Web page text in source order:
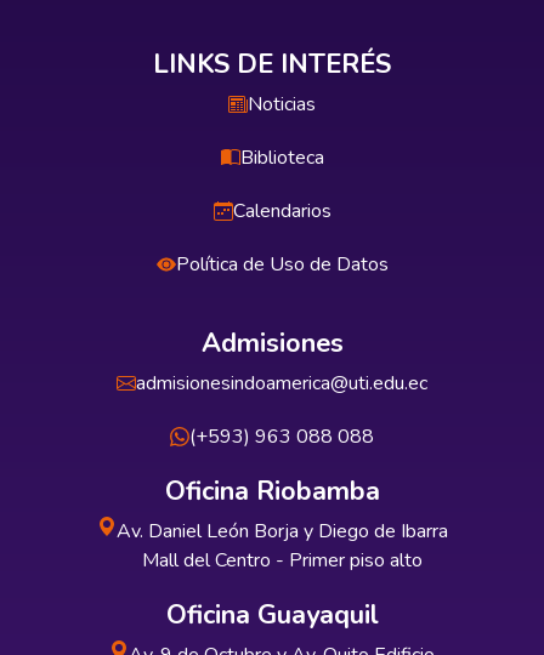
LINKS DE INTERÉS
Noticias
Biblioteca
Calendarios
Política de Uso de Datos
Admisiones
admisionesindoamerica@uti.edu.ec
(+593) 963 088 088
Oficina Riobamba
Av. Daniel León Borja y Diego de Ibarra
Mall del Centro - Primer piso alto
Oficina Guayaquil